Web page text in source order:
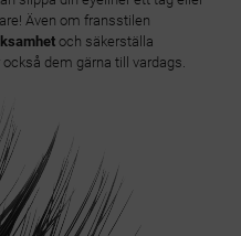
Även om fransstilen
och säkerställa
dem gärna till vardags.